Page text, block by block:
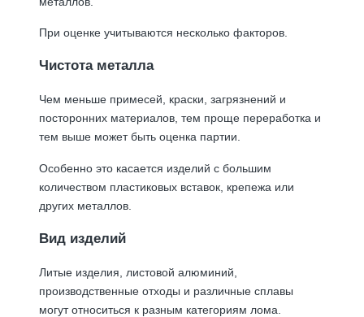
При оценке учитываются несколько факторов.
Чистота металла
Чем меньше примесей, краски, загрязнений и
посторонних материалов, тем проще переработка и
тем выше может быть оценка партии.
Особенно это касается изделий с большим
количеством пластиковых вставок, крепежа или
других металлов.
Вид изделий
Литые изделия, листовой алюминий,
производственные отходы и различные сплавы
могут относиться к разным категориям лома.